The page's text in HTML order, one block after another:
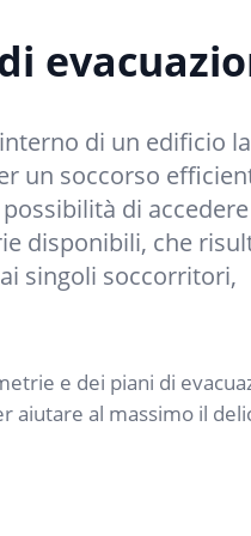
di un edificio la
un soccorso
di
disponibili, che
singoli soccorritori,
e dei piani di
aiutare al massimo il